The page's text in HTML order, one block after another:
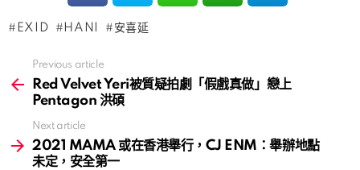
EXID HANI 安喜延
more
Previous article
Red Velvet Yeri被質疑拍劇「假戲真做」戀上
Pentagon 洪碩
Next article
2021 MAMA 或在香港舉行，CJ ENM：舉辦地點
未定，安全第一